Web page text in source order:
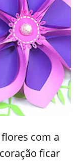
com a
ficar